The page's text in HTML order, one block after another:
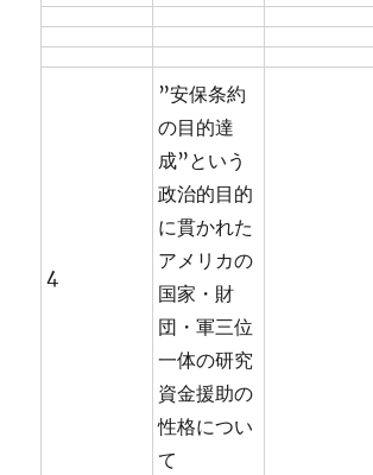
4
”安保条約
の目的達
成”という
政治的目的
に貫かれた
アメリカの
国家・財
団・軍三位
一体の研究
資金援助の
性格につい
て